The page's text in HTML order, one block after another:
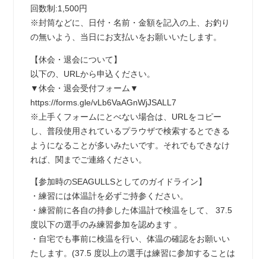
回数制:1,500円
※封筒などに、日付・名前・金額を記入の上、お釣り
の無いよう、当日にお支払いをお願いいたします。
【休会・退会について】
以下の、URLから申込ください。
▼休会・退会受付フォーム▼
https://forms.gle/vLb6VaAGnWjJSALL7
※上手くフォームにとべない場合は、URLをコピー
し、普段使用されているプラウザで検索するとできる
ようになることが多いみたいです。それでもできなけ
れば、関までご連絡ください。
【参加時のSEAGULLSとしてのガイドライン】
・練習には体温計を必ずご持参ください。
・練習前に各自の持参した体温計で検温をして、 37.5
度以下の選手のみ練習参加を認めます 。
・自宅でも事前に検温を行い、体温の確認をお願いい
たします。(37.5 度以上の選手は練習に参加することは